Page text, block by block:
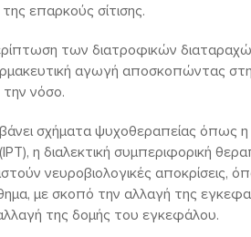
επαρκούς σίτισης.
των διατροφικών
αγωγή αποσκοπώντας
νόσο.
σχήματα ψυχοθεραπείας όπως
η διαλεκτική συμπεριφορική
νευροβιολογικές αποκρίσεις,
με σκοπό την αλλαγή της
της δομής του εγκεφάλου.